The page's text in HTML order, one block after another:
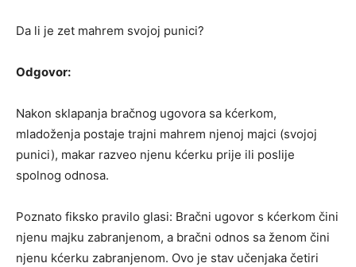
Da li je zet mahrem svojoj punici?
Odgovor:
Nakon sklapanja bračnog ugovora sa kćerkom,
mladoženja postaje trajni mahrem njenoj majci (svojoj
punici), makar razveo njenu kćerku prije ili poslije
spolnog odnosa.
Poznato fiksko pravilo glasi: Bračni ugovor s kćerkom čini
njenu majku zabranjenom, a bračni odnos sa ženom čini
njenu kćerku zabranjenom. Ovo je stav učenjaka četiri